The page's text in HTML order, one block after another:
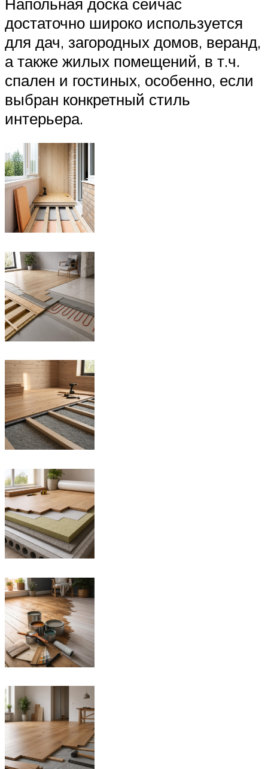
достаточно широко используется
для дач, загородных домов, веранд,
а также жилых помещений, в т.ч.
спален и гостиных, особенно, если
выбран конкретный стиль
интерьера.